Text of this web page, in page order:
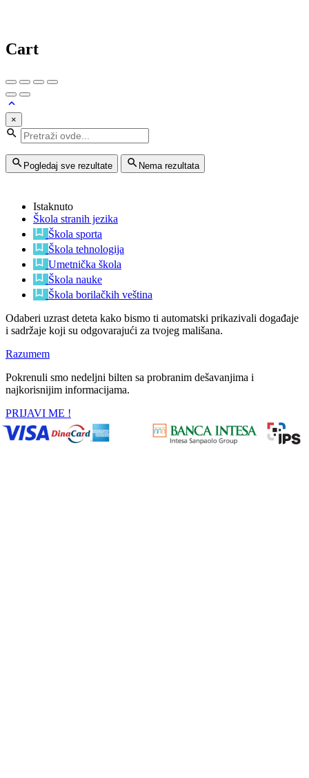
Cart
×
Pogledaj sve rezultate Nema rezultata
Istaknuto
Škola stranih jezika
Škola sporta
Škola tehnologija
Umetnička škola
Škola nauke
Škola borilačkih veština
Odaberi uzrast deteta kako bismo ti automatski prikazivali događaje
i sadržaje koji su odgovarajući za tvojeg mališana.
Razumem
Pokrenuli smo nedeljni bilten sa probranim dešavanjima i
najkorisnijim informacijama.
PRIJAVI ME !